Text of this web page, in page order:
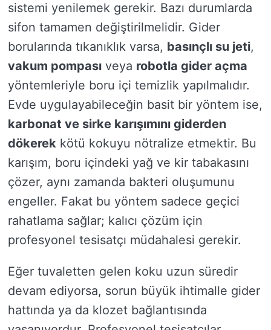
sistemi yenilemek gerekir. Bazı durumlarda
sifon tamamen değiştirilmelidir. Gider
borularında tıkanıklık varsa, basınçlı su jeti,
vakum pompası veya robotla gider açma
yöntemleriyle boru içi temizlik yapılmalıdır.
Evde uygulayabileceğin basit bir yöntem ise,
karbonat ve sirke karışımını giderden
dökerek kötü kokuyu nötralize etmektir. Bu
karışım, boru içindeki yağ ve kir tabakasını
çözer, aynı zamanda bakteri oluşumunu
engeller. Fakat bu yöntem sadece geçici
rahatlama sağlar; kalıcı çözüm için
profesyonel tesisatçı müdahalesi gerekir.
Eğer tuvaletten gelen koku uzun süredir
devam ediyorsa, sorun büyük ihtimalle gider
hattında ya da klozet bağlantısında